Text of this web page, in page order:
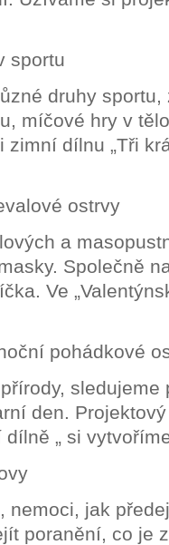
sportu
druhy
míčové hry v
zimní dílnu „Tři
ostrvy
a
Společně
Ve
pohádkové
sledujeme
den. Projektový
dílně „ si
nemoci, jak
poranění, co je